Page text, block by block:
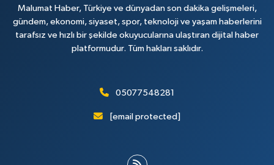
Malumat Haber, Türkiye ve dünyadan son dakika gelişmeleri,
gündem, ekonomi, siyaset, spor, teknoloji ve yaşam haberlerini
tarafsız ve hızlı bir şekilde okuyucularına ulaştıran dijital haber
platformudur. Tüm hakları saklıdır.
05077548281
[email protected]